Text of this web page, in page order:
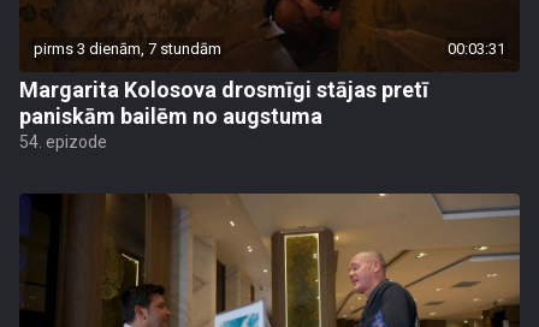
pirms 3 dienām, 7 stundām 00:03:31
Margarita Kolosova drosmīgi stājas pretī
paniskām bailēm no augstuma
54. epizode